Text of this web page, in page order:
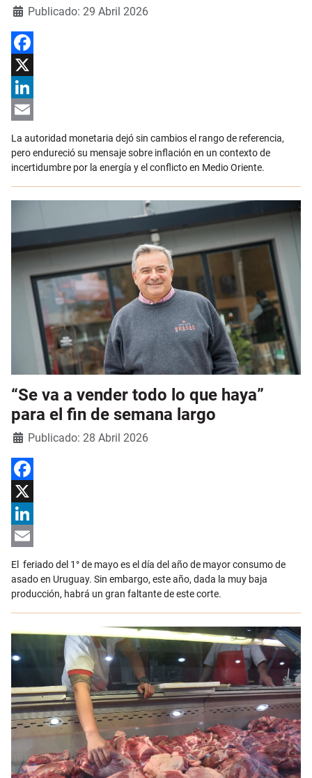
DetallesPublicado: 29 Abril 2026
Facebook
X
LinkedIn
La autoridad monetaria dejó sin cambios el rango de referencia,
pero endureció su mensaje sobre inflación en un contexto de
incertidumbre por la energía y el conflicto en Medio Oriente.
“Se va a vender todo lo que haya”
para el fin de semana largo
DetallesPublicado: 28 Abril 2026
Facebook
X
LinkedIn
Email
El feriado del 1° de mayo es el día del año de mayor consumo de
asado en Uruguay. Sin embargo, este año, dada la muy baja
producción, habrá un gran faltante de este corte.